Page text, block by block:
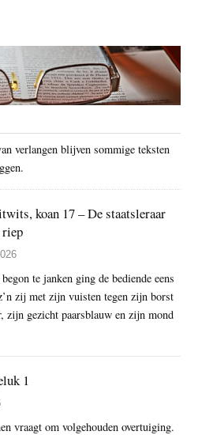
verlangen blijven sommige teksten
koan 17 – De staatsleraar
riep
te janken ging de bediende eens
zij met zijn vuisten tegen zijn borst
zijn gezicht paarsblauw en zijn mond
1
vraagt om volgehouden overtuiging.